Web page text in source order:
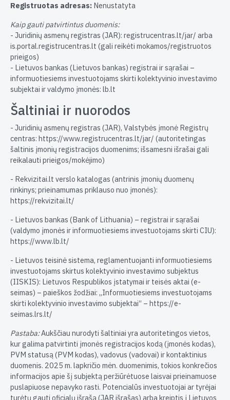
Registruotas adresas: Nenustatyta
Kaip gauti patvirtintus duomenis:
- Juridinių asmenų registras (JAR): registrucentras.lt/jar/ arba
is.portal.registrucentras.lt (gali reikėti mokamos/registruotos
prieigos)
- Lietuvos bankas (Lietuvos bankas) registrai ir sąrašai –
informuotiesiems investuotojams skirti kolektyvinio investavimo
subjektai ir valdymo įmonės: lb.lt
Šaltiniai ir nuorodos
- Juridinių asmenų registras (JAR), Valstybės įmonė Registrų
centras: https://www.registrucentras.lt/jar/ (autoritetingas
šaltinis įmonių registracijos duomenims; išsamesni išrašai gali
reikalauti prieigos/mokėjimo)
- Rekvizitai.lt verslo katalogas (antrinis įmonių duomenų
rinkinys; prieinamumas priklauso nuo įmonės):
https://rekvizitai.lt/
- Lietuvos bankas (Bank of Lithuania) – registrai ir sąrašai
(valdymo įmonės ir informuotiesiems investuotojams skirti CIU):
https://www.lb.lt/
- Lietuvos teisinė sistema, reglamentuojanti informuotiesiems
investuotojams skirtus kolektyvinio investavimo subjektus
(IISKIS): Lietuvos Respublikos įstatymai ir teisės aktai (e-
seimas) – paieškos žodžiai: „Informuotiesiems investuotojams
skirti kolektyvinio investavimo subjektai“ – https://e-
seimas.lrs.lt/
Pastaba:Aukščiau nurodyti šaltiniai yra autoritetingos vietos,
kur galima patvirtinti įmonės registracijos kodą (įmonės kodas),
PVM statusą (PVM kodas), vadovus (vadovai) ir kontaktinius
duomenis. 2025 m. lapkričio mėn. duomenimis, tokios konkrečios
informacijos apie šį subjektą peržiūrėtuose laisvai prieinamuose
puslapiuose nepavyko rasti. Potencialūs investuotojai ar tyrėjai
turėtų gauti oficialų išrašą (JAR išrašas) arba kreiptis į Lietuvos